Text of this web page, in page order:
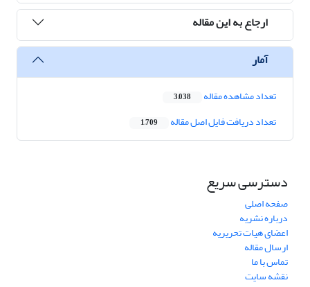
ارجاع به این مقاله
آمار
تعداد مشاهده مقاله 3,038
تعداد دریافت فایل اصل مقاله 1,709
دسترسی سریع
صفحه اصلی
درباره نشریه
اعضای هیات تحریریه
ارسال مقاله
تماس با ما
نقشه سایت